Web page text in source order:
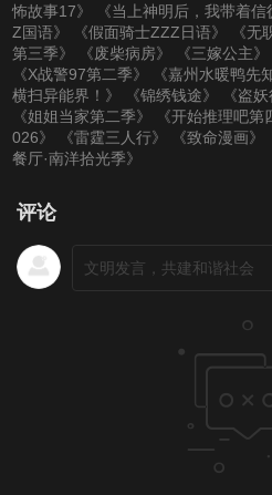
怖故事17》
《当上神明后，我带着信
Z国语》
《假面骑士ZZZ日语》
《
第三季》
《废柴病房》 《三嫁公主》
《X战警97第二季》
《嘉州水暖鸭先
横扫异能界！》
《锦绣钱途》 《盗妖
《姐姐当家第二季》
《开始推理吧第
026》
《雷霆三人行》 《致命漫画》
餐厅·南洋拾光季》
评论